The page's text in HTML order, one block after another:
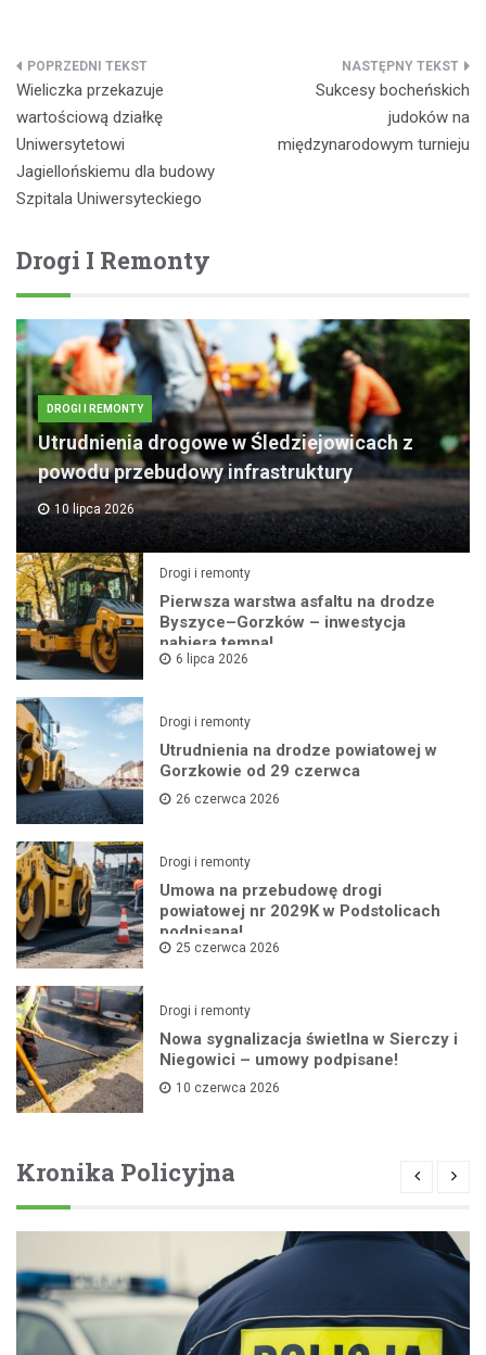
Nawigacja
wpisu
Wieliczka przekazuje
wartościową działkę
Uniwersytetowi
Jagiellońskiemu dla budowy
Szpitala Uniwersyteckiego
Sukcesy bocheńskich
judoków na
międzynarodowym turnieju
Drogi I Remonty
DROGI I REMONTY
Utrudnienia drogowe w Śledziejowicach z
powodu przebudowy infrastruktury
10 lipca 2026
Drogi i remonty
Pierwsza warstwa asfaltu na drodze
Byszyce–Gorzków – inwestycja
nabiera tempa!
6 lipca 2026
Drogi i remonty
Utrudnienia na drodze powiatowej w
Gorzkowie od 29 czerwca
26 czerwca 2026
Drogi i remonty
Umowa na przebudowę drogi
powiatowej nr 2029K w Podstolicach
podpisana!
25 czerwca 2026
Drogi i remonty
Nowa sygnalizacja świetlna w Sierczy i
Niegowici – umowy podpisane!
10 czerwca 2026
Kronika Policyjna